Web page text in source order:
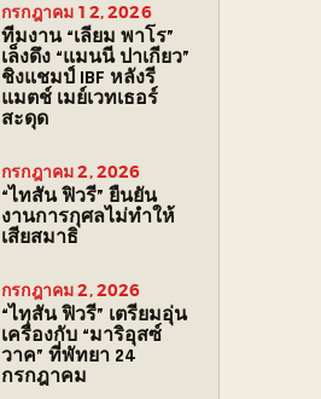
ทีมงาน “เลียม พาโร”
เล็งดึง “แมนนี ปาเกียว”
ชิงแชมป์ IBF หลังรี
แมตช์ เมย์เวทเธอร์
สะดุด
กรกฎาคม 12, 2026
“ไทสัน ฟิวรี” ยืนยัน
งานการกุศลไม่ทำให้
เสียสมาธิ
กรกฎาคม 2, 2026
“ไทสัน ฟิวรี” เตรียมอุ่น
เครื่องกับ “มาริอุสซ์
วาค” ที่พัทยา 24
กรกฎาคม
กรกฎาคม 2, 2026